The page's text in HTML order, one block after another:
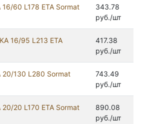
60 L178 ETA Sormat
343.78
руб./шт
16/95 L213 ETA
417.38
руб./шт
20/130 L280 Sormat
743.49
руб./шт
20 L170 ETA Sormat
890.08
руб./шт